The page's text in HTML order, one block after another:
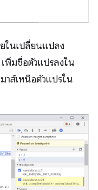
ในเปลี่ยนแปลง
เพิ่มชื่อตัวแปรลงใน
าส์เหนือตัวแปรใน